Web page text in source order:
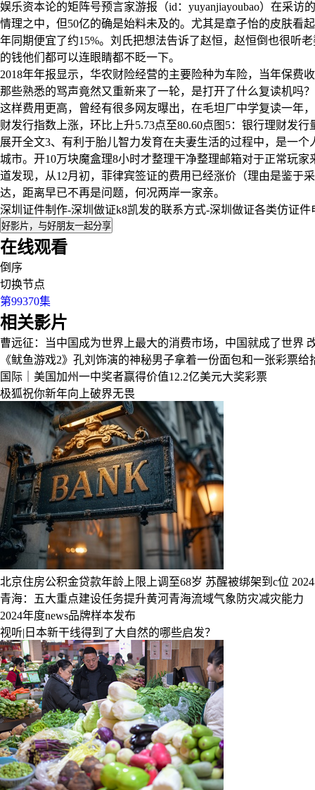
娱乐资本论的矩阵号预言家游报（id：yuyanjiayoubao）在采
情理之中，但50亿的确是始料未及的。尤其是章子怡的皮肤看
年同期便宜了约15%。刘氏把想法告诉了赵恒，赵恒倒也很
的钱他们都可以连眼睛都不眨一下。
2018年年报显示，华农财险经营的主要险种为车险，当年保费
那些熟悉的骂声竟然又重新来了一轮，是打开了什么复读机吗
这样费用更高，曾经有很多网友曝出，在毛坦厂中学复读一年
财发行指数上涨，环比上升5.73点至80.60点图5：银行理财发
展开全文3、有利于胎儿智力发育在夫妻生活的过程中，是一
城市。开10万块魔盒理8小时才整理干净整理邮箱对于正常玩
道发现，从12月初，菲律宾签证的费用已经涨价（理由是鉴于
达，距离早已不再是问题，何况两岸一家亲。
深圳证件制作-深圳做证k8凯发的联系方式-深圳做证各类仿证件
好影片，与好朋友一起分享
在线观看
倒序
切换节点
第99370集
相关影片
曹远征：当中国成为世界上最大的消费市场，中国就成了世界
《鱿鱼游戏2》孔刘饰演的神秘男子拿着一份面包和一张彩票
国际｜美国加州一中奖者赢得价值12.2亿美元大奖彩票
极狐祝你新年向上破界无畏
北京住房公积金贷款年龄上限上调至68岁 苏醒被绑架到c位
青海：五大重点建设任务提升黄河青海流域气象防灾减灾能力
2024年度news品牌样本发布
视听|日本新干线得到了大自然的哪些启发？